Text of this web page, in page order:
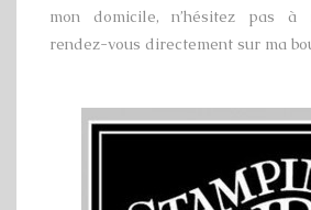
mon domicile, n’hésitez pas à
rendez-vous directement sur ma